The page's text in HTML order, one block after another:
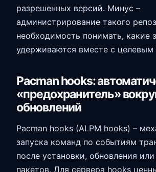
разрешенных версий. Минус –
администрирование такого
необходимость понимать, какие
удерживаются вместе с целевым
Pacman hooks:
«предохранитель»
обновлений
Pacman hooks (ALPM hooks) –
запуска команд по событиям
после установки, обновления
пакетов. Для сервера hooks